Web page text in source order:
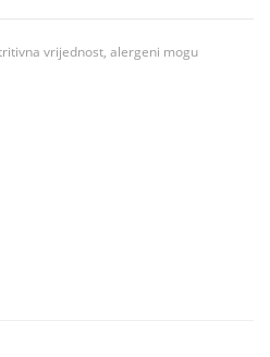
vrijednost, alergeni mogu